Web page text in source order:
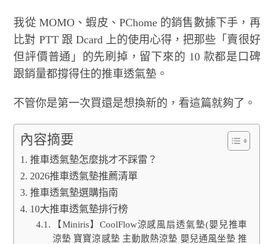
我從 MOMO、蝦皮、PChome 的銷售數據下手，再
比對 PTT 跟 Dcard 上的使用心得，把那些「賣很好
但評價普通」的先刷掉，留下來的 10 款都是口碑
跟銷量都撐得住的推車透氣墊。
不管你是第一次買還是想換新的，看這篇就夠了。
內容摘要
推車透氣墊怎麼挑才不踩雷？
2026推車透氣墊推薦清單
推車透氣墊選購指南
10大推車透氣墊排行榜
【Miniris】CoolFlow涼感風扇透氣墊(嬰兒推車
涼墊 寶寶涼感墊 主動散熱涼墊 嬰兒通風坐墊 推